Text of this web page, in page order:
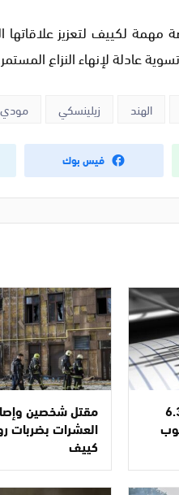
لكييف لتعزيز
عادلة لإنهاء النزاع
الهند زيلينسكي مودي
فيس بوك
قوية بقوة 6.3 مقتل شخصين
العشرات بضربات
كييف